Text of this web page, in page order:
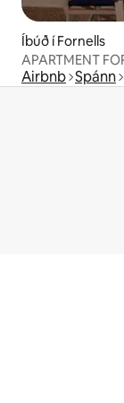
Íbúð í Fornells
Airbnb Spánn